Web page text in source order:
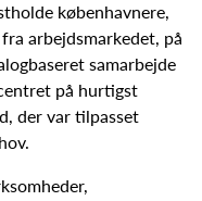
københavnere,
arbejdsmarkedet, på
samarbejde
på hurtigst
der var tilpasset